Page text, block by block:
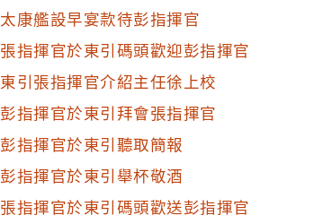
太康艦設早宴款待彭指揮官
張指揮官於東引碼頭歡迎彭指揮官
東引張指揮官介紹主任徐上校
彭指揮官於東引拜會張指揮官
彭指揮官於東引聽取簡報
彭指揮官於東引舉杯敬酒
張指揮官於東引碼頭歡送彭指揮官